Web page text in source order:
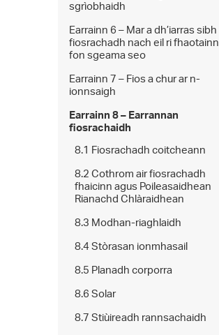
sgrìobhaidh
Earrainn 6 – Mar a dh’iarras sibh
fiosrachadh nach eil ri fhaotainn
fon sgeama seo
Earrainn 7 – Fios a chur ar n-
ionnsaigh
Earrainn 8 – Earrannan
fiosrachaidh
8.1 Fiosrachadh coitcheann
8.2 Cothrom air fiosrachadh
fhaicinn agus Poileasaidhean
Rianachd Chlàraidhean
8.3 Modhan-riaghlaidh
8.4 Stòrasan ionmhasail
8.5 Planadh corporra
8.6 Solar
8.7 Stiùireadh rannsachaidh